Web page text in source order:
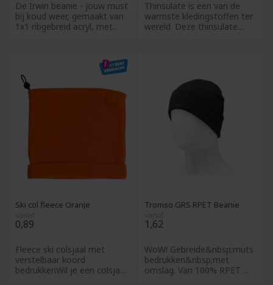
De Irwin beanie - jouw must
bij koud weer, gemaakt van
1x1 ribgebreid acryl, met
Thinsulate is een van de
warmste kledingstoffen ter
wereld. Deze thinsulate
Ski col fleece Oranje
0,89
Fleece ski colsjaal met
verstelbaar koord
bedrukkenWil je een colsjaal
Tromso GRS RPET Beanie
1,62
WoW! Gebreide&nbsp;muts
bedrukken&nbsp;met
omslag. Van 100% RPET